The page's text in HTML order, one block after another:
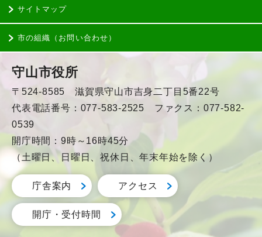
サイトマップ
市の組織（お問い合わせ）
守山市役所
〒524-8585 滋賀県守山市吉身二丁目5番22号
代表電話番号：077-583-2525 ファクス：077-582-
0539
開庁時間：9時～16時45分
（土曜日、日曜日、祝休日、年末年始を除く）
庁舎案内 アクセス
開庁・受付時間